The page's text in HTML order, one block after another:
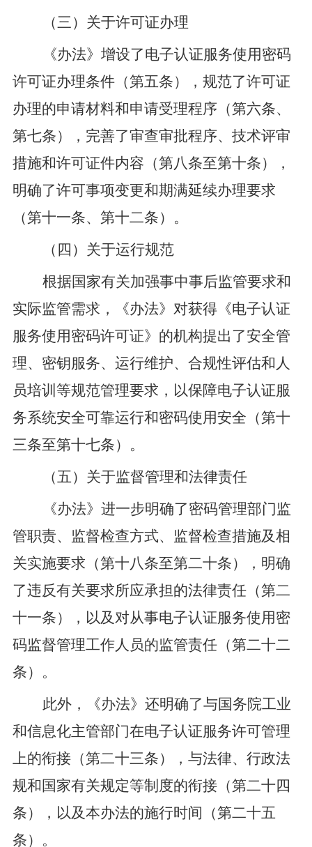
（三）关于许可证办理
《办法》 增设了电子认证服务使用密码
许可证办理条件（第五条）
，规范了许可证
办理的申请材料和申请受理程序 （第六条、
第七条）
，完善了审查审批程序、技术评审
措施和许可证件内容 （第八条至第十条）
，
明确了许可事项变更和期满延续办理要求
（第十一条、第十二条） 。
（四）关于运行规范
根据国家有关加强事中事后监管要求和
实际监管需求，
《办法》 对获得《电子认证
服务使用密码许可证》的机构提出了安全管
理、密钥服务、运行维护、合规性评估和人
员培训等规范管理要求，以保障电子认证服
务系统安全可靠运行和密码使用安全 （第十
三条至第十七条） 。
（五）关于监督管理和法律责任
《办法》 进一步明确了密码管理部门监
管职责、监督检查方式、监督检查措施及相
关实施要求 （第十八条至第二十条） ， 明确
了违反有关要求所应承担的法律责任（第二
十一条） ， 以及对从事电子认证服务使用密
码监督管理工作人员的监管责任（第二十二
条） 。
此外，
《办法》 还明确了与国务院工业
和信息化主管部门在电子认证服务许可管理
上的衔接（第二十三条） ，与法律、行政法
规和 国家有关规定等制度的衔接（第二十四
条） ， 以及本办法的施行时间 （第二十五
条）。